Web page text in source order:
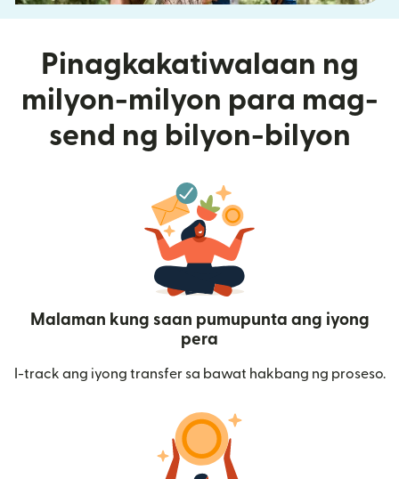
Pinagkakatiwalaan ng
milyon-milyon para mag-
send ng bilyon-bilyon
Malaman kung saan pumupunta ang iyong
pera
I-track ang iyong transfer sa bawat hakbang ng proseso.